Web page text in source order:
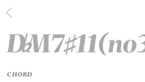
D♭M7♯
CHORD